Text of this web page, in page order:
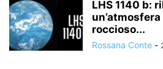
LHS 1140 b:
roccioso...
Rossana Conte -